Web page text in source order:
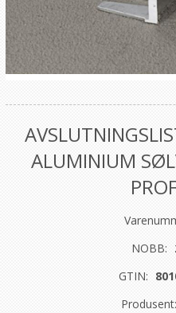
ALUMINIUM
NOBB:
GTIN:
Produsent: